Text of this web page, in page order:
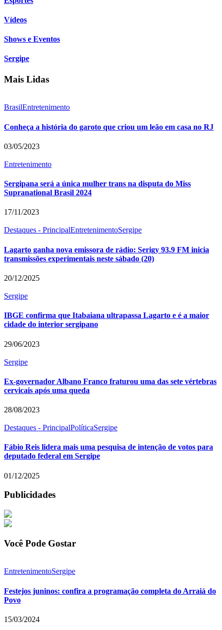
Vídeos
Shows e Eventos
Sergipe
Mais Lidas
BrasilEntretenimento
Conheça a história do garoto que criou um leão em casa no RJ
03/05/2023
Entretenimento
Sergipana será a única mulher trans na disputa do Miss
Supranational Brasil 2024
17/11/2023
Destaques - PrincipalEntretenimentoSergipe
Lagarto ganha nova emissora de rádio: Serigy 93.9 FM inicia
transmissões experimentais neste sábado (20)
20/12/2025
Sergipe
IBGE confirma que Itabaiana ultrapassa Lagarto e é a maior
cidade do interior sergipano
29/06/2023
Sergipe
Ex-governador Albano Franco fraturou uma das sete vértebras
cervicais após uma queda
28/08/2023
Destaques - PrincipalPolíticaSergipe
Fábio Reis lidera mais uma pesquisa de intenção de votos para
deputado federal em Sergipe
01/12/2025
Publicidades
Você Pode Gostar
EntretenimentoSergipe
Festejos juninos: confira a programação completa do Arraiá do
Povo
15/03/2024